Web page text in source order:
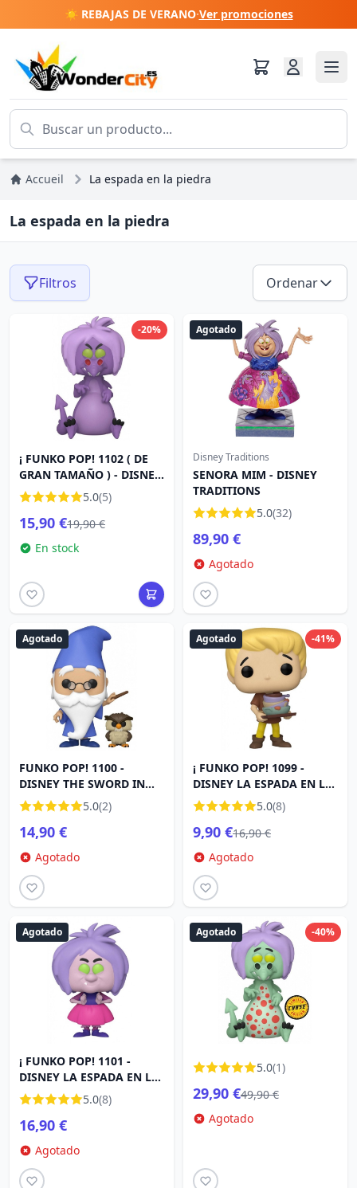
☀️ REBAJAS DE VERANO·Ver promociones
Accueil La espada en la piedra
La espada en la piedra
Filtros Ordenar
-20%
¡ FUNKO POP! 1102 ( DE
GRAN TAMAÑO ) - DISNEY
LA ESPADA EN LA PIEDRA
- SENORA MIM ( DRAGÓN
)
5.0(5)
15,90 €19,90 €
En stock
Agotado
Disney Traditions
SENORA MIM - DISNEY
TRADITIONS
5.0(32)
89,90 €
Agotado
Agotado
FUNKO POP! 1100 -
DISNEY THE SWORD IN
THE STONE - MERLIN &
ARCHIMEDES
5.0(2)
14,90 €
Agotado
-41%
Agotado
¡ FUNKO POP! 1099 -
DISNEY LA ESPADA EN LA
PIEDRA - ARTHUR
5.0(8)
9,90 €16,90 €
Agotado
Agotado
¡ FUNKO POP! 1101 -
DISNEY LA ESPADA EN LA
PIEDRA - SENORA MIM
5.0(8)
16,90 €
Agotado
-40%
Agotado
5.0(1)
29,90 €49,90 €
Agotado